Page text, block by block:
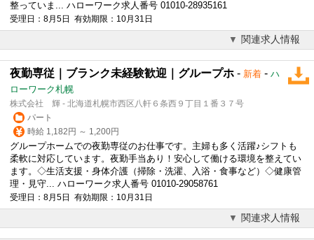
整っていま... ハローワーク求人番号 01010-28935161
受理日：8月5日 有効期限：10月31日
関連求人情報
夜勤専従｜ブランク未経験歓迎｜グループホ - 新着 - ハ
ローワーク札幌
株式会社 輝 - 北海道札幌市西区八軒６条西９丁目１番３７号
パート
時給 1,182円 ～ 1,200円
グループホームでの夜勤専従のお仕事です。主婦も多く活躍♪シフトも
柔軟に対応しています。夜勤手当あり！安心して働ける環境を整えてい
ます。◇生活支援・身体介護（掃除・洗濯、入浴・食事など）◇健康管
理・見守... ハローワーク求人番号 01010-29058761
受理日：8月5日 有効期限：10月31日
関連求人情報